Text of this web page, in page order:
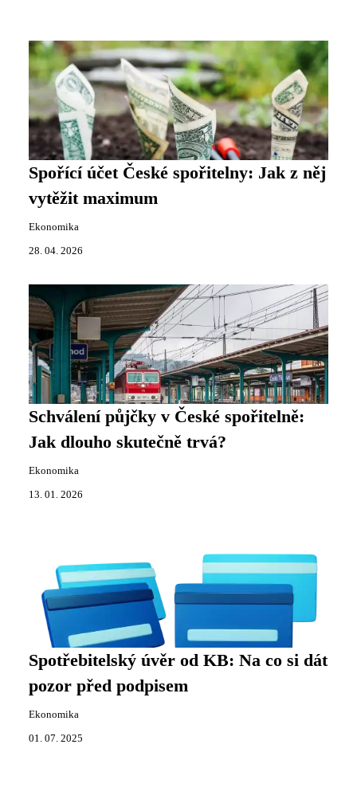
Spořící účet České spořitelny: Jak z něj
vytěžit maximum
Ekonomika
28. 04. 2026
Schválení půjčky v České spořitelně:
Jak dlouho skutečně trvá?
Ekonomika
13. 01. 2026
Spotřebitelský úvěr od KB: Na co si dát
pozor před podpisem
Ekonomika
01. 07. 2025